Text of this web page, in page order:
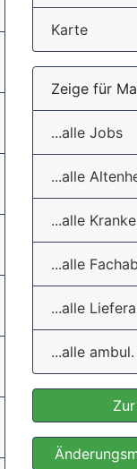
Karte
Zeige für
...alle Jobs
...alle
...alle
...alle
...alle
...alle